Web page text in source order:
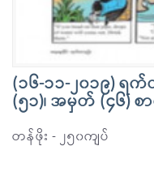
(၁၆-၁၁-၂၀၁၉)
(၅၁)၊ အမှတ် (၄၆) စာ
တန်ဖိုး - ၂၅၀ကျပ်